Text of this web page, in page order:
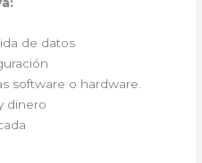
de datos
software o hardware
dinero